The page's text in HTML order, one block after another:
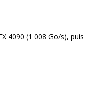
4090 (1 008 Go/s), puis